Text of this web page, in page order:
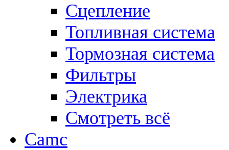
Сцепление
Топливная система
Тормозная система
Фильтры
Электрика
Смотреть всё
Camc